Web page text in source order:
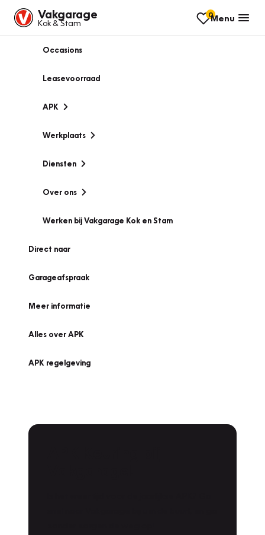
Vakgarage
Kok & Stam
0Menu
Occasions
Leasevoorraad
APK
Werkplaats
Diensten
Over ons
Werken bij Vakgarage Kok en Stam
Direct naar
Garageafspraak
Meer informatie
Alles over APK
APK regelgeving